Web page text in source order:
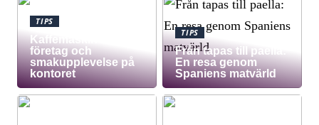
TIPS
Kaffemaskin för
företag och
smakupplevelse på
kontoret
TIPS
Från tapas till paella:
En resa genom
Spaniens matvärld